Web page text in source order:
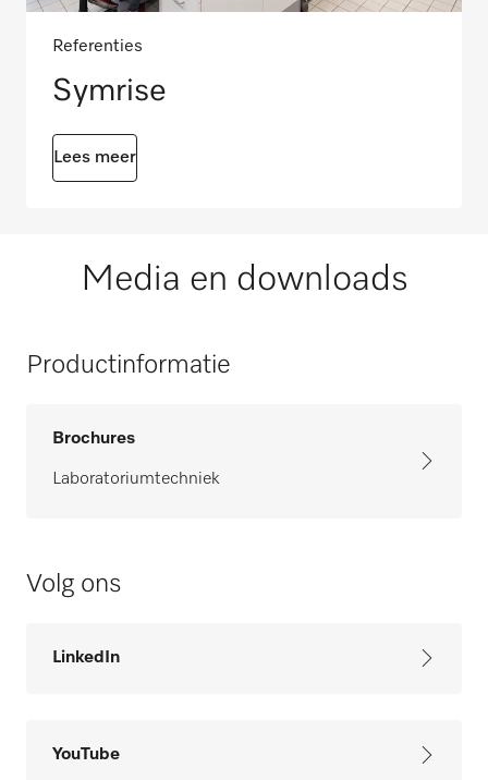
Referenties
Symrise
Lees meer
Media en downloads
Productinformatie
Brochures
Laboratoriumtechniek
Volg ons
LinkedIn
YouTube